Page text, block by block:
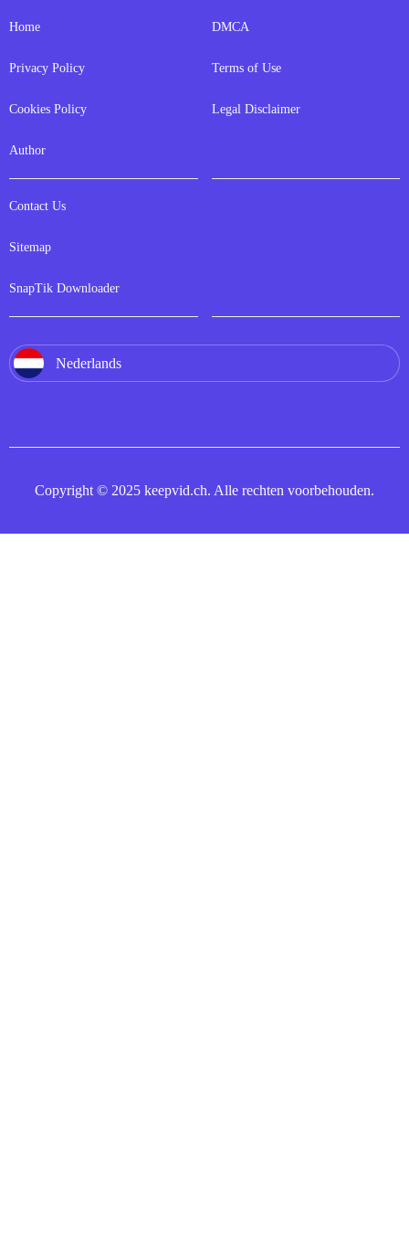
Home
Privacy Policy
Cookies Policy
Author
DMCA
Terms of Use
Legal Disclaimer
Contact Us
Sitemap
SnapTik Downloader
Nederlands
Copyright © 2025 keepvid.ch. Alle rechten voorbehouden.